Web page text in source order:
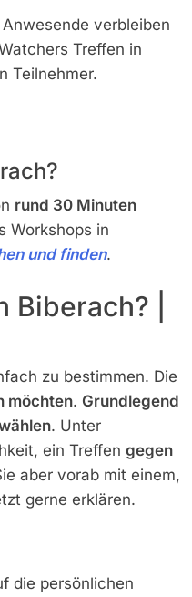
verbleiben
Treffen in
Teilnehmer.
rund 30 Minuten
Workshops in
und finden.
|
zu bestimmen. Die
möchten. Grundlegend
. Unter
ein Treffen gegen
aber vorab mit einem,
gerne erklären.
die persönlichen